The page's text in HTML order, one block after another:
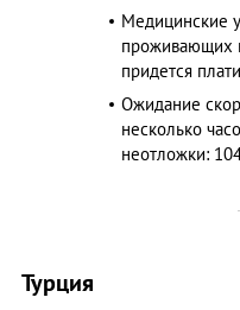
Медицинские
проживающих
придется
Ожидание
несколько
неотложки:
Турция